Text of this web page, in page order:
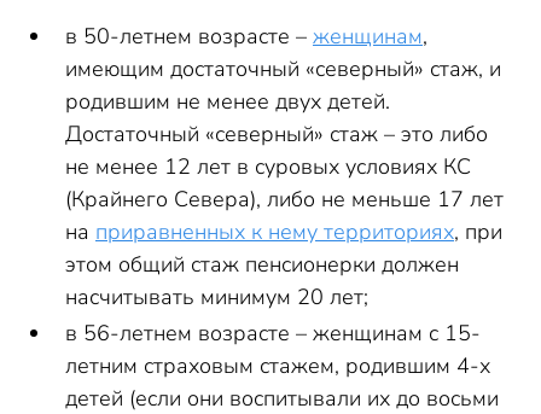
в 50-летнем возрасте – женщинам,
имеющим достаточный «северный» стаж, и
родившим не менее двух детей.
Достаточный «северный» стаж – это либо
не менее 12 лет в суровых условиях КС
(Крайнего Севера), либо не меньше 17 лет
на приравненных к нему территориях, при
этом общий стаж пенсионерки должен
насчитывать минимум 20 лет;
в 56-летнем возрасте – женщинам с 15-
летним страховым стажем, родившим 4-х
детей (если они воспитывали их до восьми